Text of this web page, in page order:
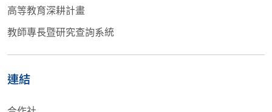
高等教育深耕計畫
教師專長暨研究查詢系統
連結